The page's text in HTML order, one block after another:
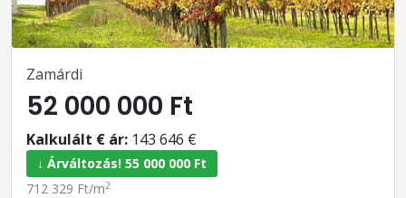
Zamárdi
52 000 000 Ft
Kalkulált € ár: 143 646 €
↓ Árváltozás! 55 000 000 Ft
712 329 Ft/m2